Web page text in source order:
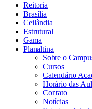
Reitoria
Brasília
Ceilândia
Estrutural
Gama
Planaltina
Sobre o
Cursos
Calendário
Horário das
Contato
Notícias